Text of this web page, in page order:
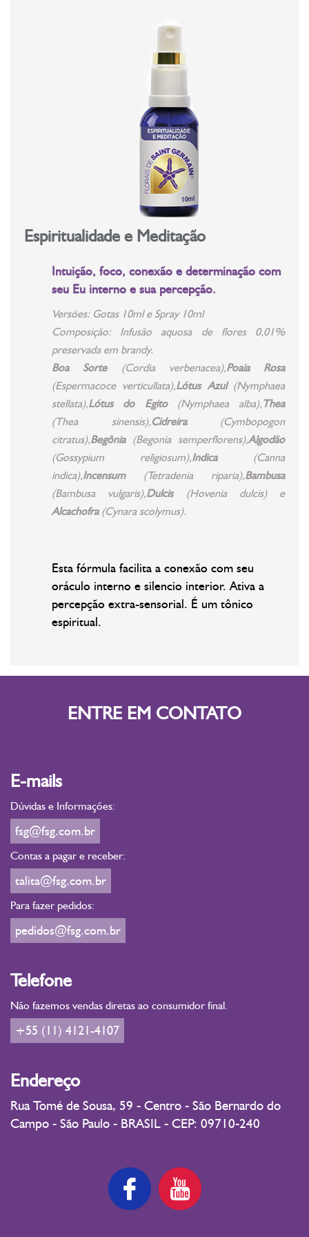
Espiritualidade e Meditação
Intuição, foco, conexão e determinação com
seu Eu interno e sua percepção.
Versões: Gotas 10ml e Spray 10ml
Composição: Infusão aquosa de flores 0,01%
preservada em brandy.
Boa Sorte(Cordia verbenacea),Poaia Rosa
(Espermacoce verticullata),Lótus Azul(Nymphaea
stellata),Lótus do Egito(Nymphaea alba),Thea
(Thea sinensis),Cidreira(Cymbopogon
citratus),Begônia(Begonia semperflorens),Algodão
(Gossypium religiosum),Indica(Canna
indica),Incensum(Tetradenia riparia),Bambusa
(Bambusa vulgaris),Dulcis (Hovenia dulcis) e
Alcachofra(Cynara scolymus).
Esta fórmula facilita a conexão com seu
oráculo interno e silencio interior. Ativa a
percepção extra-sensorial. É um tônico
espiritual.
ENTRE EM CONTATO
E-mails
Dúvidas e Informações:
fsg@fsg.com.br
Contas a pagar e receber:
talita@fsg.com.br
Para fazer pedidos:
pedidos@fsg.com.br
Telefone
Não fazemos vendas diretas ao consumidor final.
+55 (11) 4121-4107
Endereço
Rua Tomé de Sousa, 59 - Centro - São Bernardo do
Campo - São Paulo - BRASIL - CEP: 09710-240